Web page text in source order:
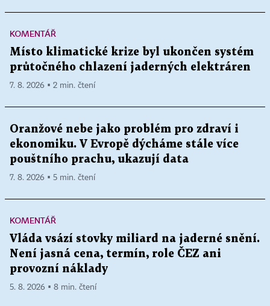
KOMENTÁŘ
Místo klimatické krize byl ukončen systém
průtočného chlazení jaderných elektráren
7. 8. 2026 ▪ 2 min. čtení
Oranžové nebe jako problém pro zdraví i
ekonomiku. V Evropě dýcháme stále více
pouštního prachu, ukazují data
7. 8. 2026 ▪ 5 min. čtení
KOMENTÁŘ
Vláda vsází stovky miliard na jaderné snění.
Není jasná cena, termín, role ČEZ ani
provozní náklady
5. 8. 2026 ▪ 8 min. čtení